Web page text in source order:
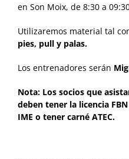
en Son Moix, de 8:30 a
Utilizaremos material tal
pies, pull y palas.
Los entrenadores serán
Nota: Los socios que
deben tener la licencia
IME o tener carné ATEC.